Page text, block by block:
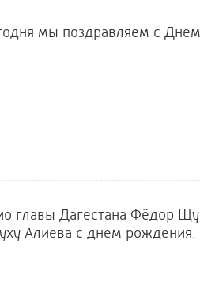
мы поздравляем с
главы Дагестана Фёдор
Алиева с днём рождения.